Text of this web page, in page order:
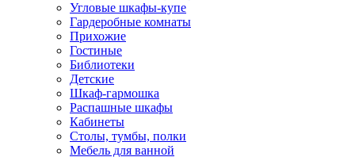
Угловые шкафы-купе
Гардеробные комнаты
Прихожие
Гостиные
Библиотеки
Детские
Шкаф-гармошка
Распашные шкафы
Кабинеты
Столы, тумбы, полки
Мебель для ванной